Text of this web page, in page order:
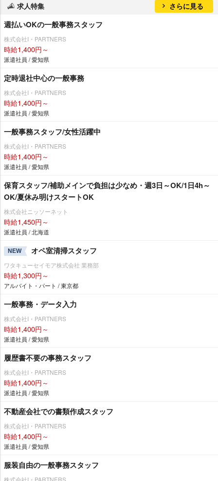
求人特集 さらに見る
週払いOKの一般事務スタッフ
株式会社I・PARTNERS
時給1,400円～
派遣社員 / 愛知県
定時退社中心の一般事務
株式会社I・PARTNERS
時給1,400円～
派遣社員 / 愛知県
一般事務スタッフ/女性活躍中
株式会社I・PARTNERS
時給1,400円～
派遣社員 / 愛知県
保育スタッフ/補助メインで負担は少なめ・週3日～OK/1日4h～
OK/夏休み明けスタートOK
株式会社ニッソーネット
時給1,450円～
派遣社員 / 北海道
NEW オペ室清掃スタッフ
ワタキューセイモア株式会社 業務部
時給1,300円～
アルバイト・パート / 東京都
一般事務・データ入力
株式会社I・PARTNERS
時給1,400円～
派遣社員 / 愛知県
履歴書不要の事務スタッフ
株式会社I・PARTNERS
時給1,400円～
派遣社員 / 愛知県
不動産会社での書類作成スタッフ
株式会社I・PARTNERS
時給1,400円～
派遣社員 / 愛知県
服装自由の一般事務スタッフ
株式会社I・PARTNERS